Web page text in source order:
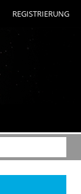
REGISTRIERUNG